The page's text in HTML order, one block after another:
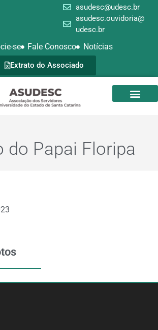
asudesc@udesc.br
asudesc.ouvidoria@
udesc.br
se Fale Conosco Notícias
Extrato do Associado
do Papai Floripa